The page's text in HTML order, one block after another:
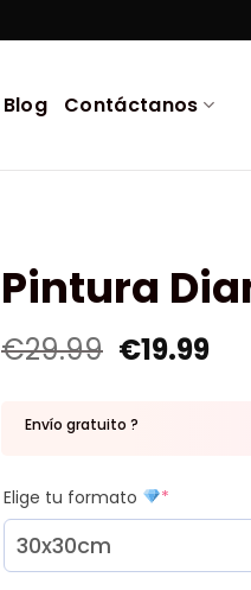
Blog Contáctanos
Pintura
€29.99 €19.99
Envío gratuito ?
Elige tu formato *